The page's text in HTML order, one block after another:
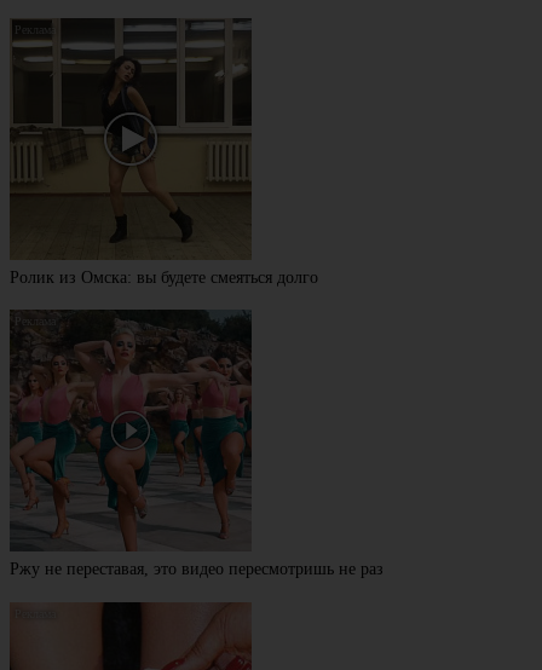
Ролик из Омска: вы будете смеяться долго
Ржу не переставая, это видео пересмотришь не раз